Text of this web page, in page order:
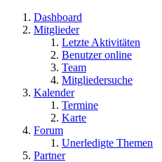
Dashboard
Mitglieder
Letzte Aktivitäten
Benutzer online
Team
Mitgliedersuche
Kalender
Termine
Karte
Forum
Unerledigte Themen
Partner